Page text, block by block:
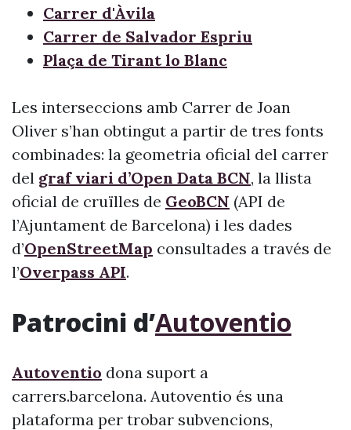
Carrer d'Àvila
Carrer de Salvador Espriu
Plaça de Tirant lo Blanc
Les interseccions amb Carrer de Joan
Oliver s’han obtingut a partir de tres fonts
combinades: la geometria oficial del carrer
del graf viari d’Open Data BCN, la llista
oficial de cruïlles de GeoBCN (API de
l’Ajuntament de Barcelona) i les dades
d’OpenStreetMap consultades a través de
l’Overpass API.
Patrocini d’Autoventio
Autoventio dona suport a
carrers.barcelona. Autoventio és una
plataforma per trobar subvencions,